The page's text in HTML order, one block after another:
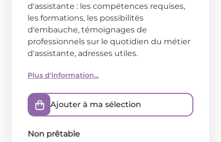
d'assistante : les compétences requises,
les formations, les possibilités
d'embauche, témoignages de
professionnels sur le quotidien du métier
d'assistante, adresses utiles.
Plus d'information...
Ajouter à ma sélection
Non prêtable